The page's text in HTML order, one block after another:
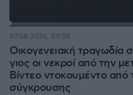
Οικογενειακή τραγωδία
γιος οι νεκροί από την
Βίντεο ντοκουμέντο από
σύγκρουσης
07.08.2026, 09:58